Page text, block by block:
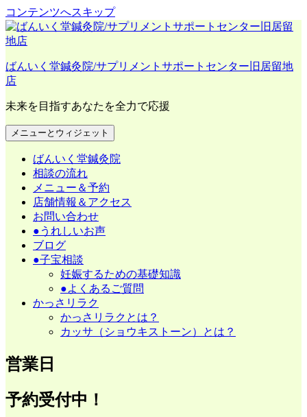
コンテンツへスキップ
ばんいく堂鍼灸院/サプリメントサポートセンター旧居留地
店
未来を目指すあなたを全力で応援
メニューとウィジェット
ばんいく堂鍼灸院
相談の流れ
メニュー＆予約
店舗情報＆アクセス
お問い合わせ
●うれしいお声
ブログ
●子宝相談
妊娠するための基礎知識
●よくあるご質問
かっさリラク
かっさリラクとは？
カッサ（ショウキストーン）とは？
営業日
予約受付中！